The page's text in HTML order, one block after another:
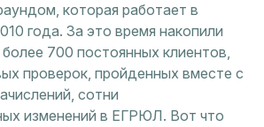
которая работает в
года. За это время накопили
700 постоянных клиентов,
проверок, пройденных вместе с
сотни
изменений в ЕГРЮЛ. Вот что